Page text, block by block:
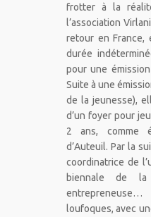
frotter à la
l’association
retour en France,
durée
pour une
Suite à une
de la jeunesse),
d’un foyer pour
2 ans, comme
d’Auteuil. Par la
coordinatrice de
biennale de
loufoques, avec